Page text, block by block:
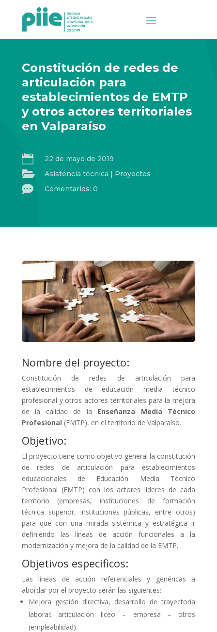
Constitución de redes de
articulación para
establecimientos de EMTP
y otros actores territoriales
en Valparaíso
 22 de mayo de 2019
 Asistencia técnica | Proyectos
 Comentarios: 0
Nombre del proyecto:
Constitución de redes de articulación para
establecimientos de educación media técnico
profesional y otros actores territoriales para la mejora
de la calidad de la Enseñanza Media Técnico
Profesional (EMTP), en el territorio de Valparaíso.
Objetivo:
El proyecto tiene como objetivo general la constitución
de redes de articulación para establecimientos
educacionales de Educación Media Técnico
Profesional (EMTP) con los actores líderes de cada
territorio (empresas, instituciones de formación
técnica superior, instituciones públicas, entre otros)
para que con una mirada sistémica y estratégica ir
definiendo las líneas de acción funcionales a la
modernización y mejora de la calidad de la EMTP.
Objetivos específicos:
Las líneas de acción referenciales y genéricas a
abordar por el proyecto serán las siguientes:
Mejora gestión directiva, desarrollo de trayectoria
laboral: articulación liceo – empresa – otros
(empleabilidad).